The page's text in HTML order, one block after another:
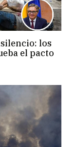
los
el pacto